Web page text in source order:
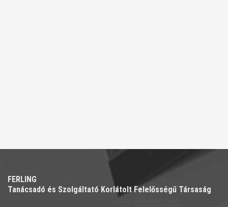
FERLING
Tanácsadó és Szolgáltató Korlátolt Felelősségű Társaság